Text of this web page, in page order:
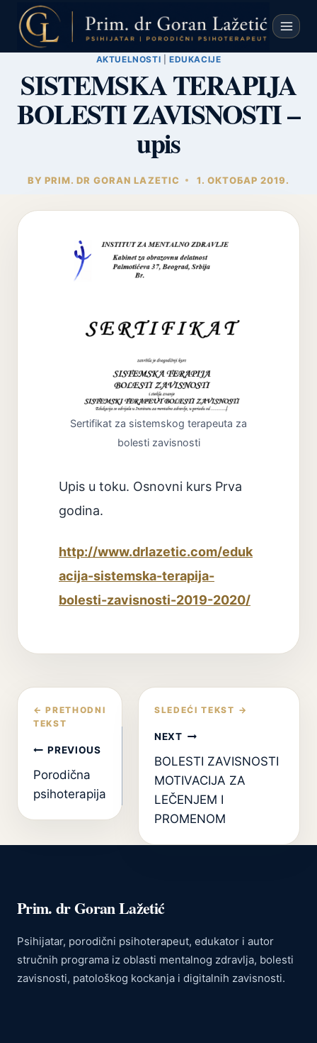
content
AKTUELNOSTI EDUKACIJE
SISTEMSKA TERAPIJA
BOLESTI ZAVISNOSTI –
upis
BY PRIM. DR GORAN LAZETIC 1. ОКТОБАР 2019.
Sertifikat za sistemskog terapeuta za
bolesti zavisnosti
Upis u toku. Osnovni kurs Prva
godina.
http://www.drlazetic.com/eduk
acija-sistemska-terapija-
bolesti-zavisnosti-2019-2020/
Кретање
чланка
PREVIOUS
Porodična
psihoterapija
NEXT
BOLESTI ZAVISNOSTI
MOTIVACIJA ZA
LEČENJEM I
PROMENOM
Prim. dr Goran Lažetić
Psihijatar, porodični psihoterapeut, edukator i autor
stručnih programa iz oblasti mentalnog zdravlja, bolesti
zavisnosti, patološkog kockanja i digitalnih zavisnosti.